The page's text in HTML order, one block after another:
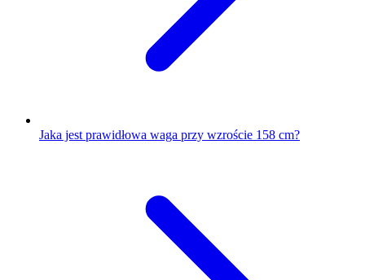
Jaka jest prawidłowa waga przy wzroście 158 cm?